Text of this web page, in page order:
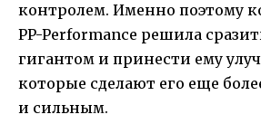
контролем. Именно поэтому
PP-Performance решила
гигантом и принести ему
которые сделают его еще
и сильным.